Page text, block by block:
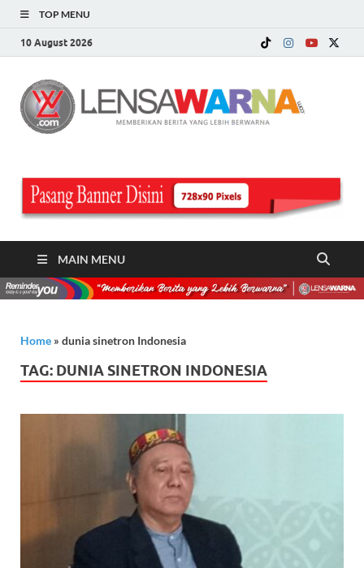
TOP MENU
10 August 2026
MAIN MENU
Home » dunia sinetron Indonesia
TAG: DUNIA SINETRON INDONESIA